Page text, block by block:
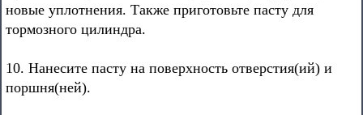
новые уплотнения. Также приготовьте пасту для
тормозного цилиндра.
10. Нанесите пасту на поверхность отверстия(ий) и
поршня(ней).